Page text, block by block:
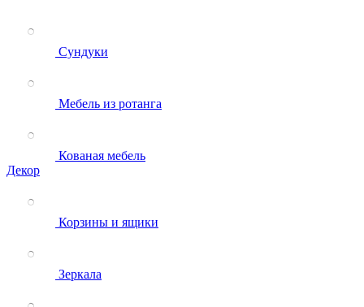
Сундуки
Мебель из ротанга
Кованая мебель
Декор
Корзины и ящики
Зеркала